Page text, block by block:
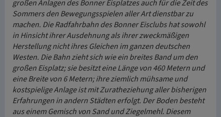
großen Anlagen des Bonner Eisplatzes auch für die Zeit des
Sommers den Bewegungsspielen aller Art dienstbar zu
machen. Die Radfahrbahn des Bonner Eisclubs hat sowohl
in Hinsicht ihrer Ausdehnung als ihrer zweckmäßigen
Herstellung nicht ihres Gleichen im ganzen deutschen
Westen. Die Bahn zieht sich wie ein breites Band um den
großen Eisplatz; sie besitzt eine Länge von 460 Metern und
eine Breite von 6 Metern; ihre ziemlich mühsame und
kostspielige Anlage ist mit Zuratheziehung aller bisherigen
Erfahrungen in andern Städten erfolgt. Der Boden besteht
aus einem Gemisch von Sand und Ziegelmehl. Diesem